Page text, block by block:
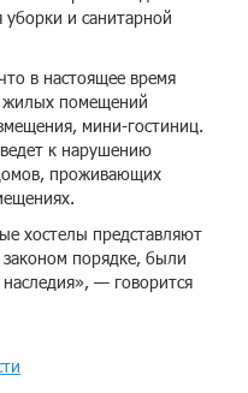
уборки и санитарной
в настоящее время
жилых помещений
мини-гостиниц.
к нарушению
проживающих
хостелы представляют
порядке, были
— говорится